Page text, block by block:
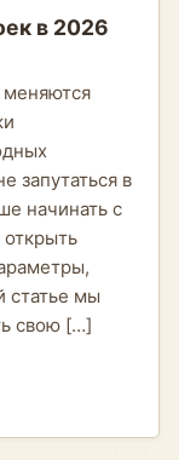
в 2026
меняются
запутаться в
начинать с
статье мы
свою […]